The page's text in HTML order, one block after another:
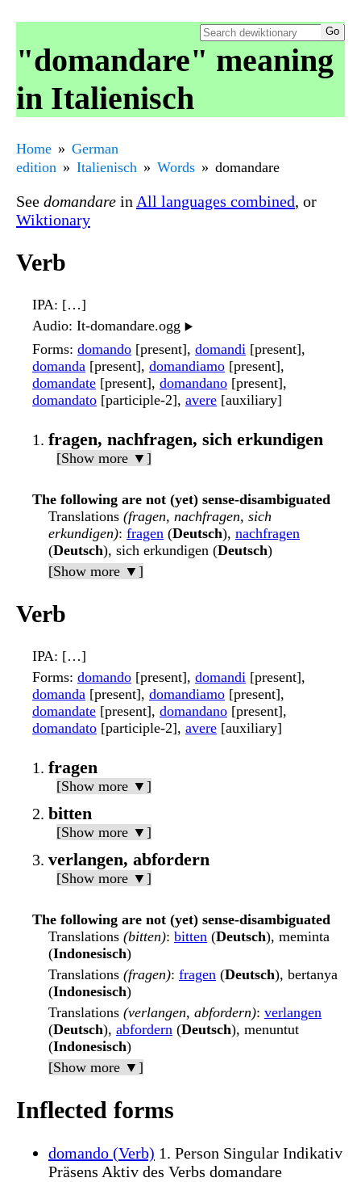
"domandare" meaning
in Italienisch
Home
German
edition
Italienisch Words domandare
See domandare in All languages combined, or
Wiktionary
Verb
IPA: […]
Audio: It-domandare.ogg ▶️
Forms: domando [present], domandi [present],
domanda [present], domandiamo [present],
domandate [present], domandano [present],
domandato [participle-2], avere [auxiliary]
fragen, nachfragen, sich erkundigen
[Show more ▼]
The following are not (yet) sense-disambiguated
Translations (fragen, nachfragen, sich
erkundigen): fragen (Deutsch), nachfragen
(Deutsch), sich erkundigen (Deutsch)
[Show more ▼]
Verb
IPA: […]
Forms: domando [present], domandi [present],
domanda [present], domandiamo [present],
domandate [present], domandano [present],
domandato [participle-2], avere [auxiliary]
fragen
[Show more ▼]
bitten
[Show more ▼]
verlangen, abfordern
[Show more ▼]
The following are not (yet) sense-disambiguated
Translations (bitten): bitten (Deutsch), meminta
(Indonesisch)
Translations (fragen): fragen (Deutsch), bertanya
(Indonesisch)
Translations (verlangen, abfordern): verlangen
(Deutsch), abfordern (Deutsch), menuntut
(Indonesisch)
[Show more ▼]
Inflected forms
domando (Verb) 1. Person Singular Indikativ
Präsens Aktiv des Verbs domandare